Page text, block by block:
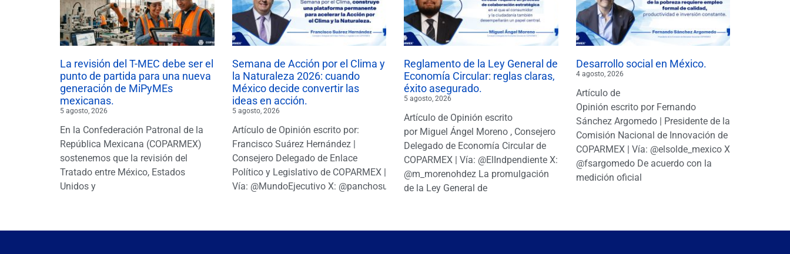
La revisión del T-MEC debe ser el
punto de partida para una nueva
generación de MiPyMEs
mexicanas.
5 agosto, 2026
En la Confederación Patronal de la
República Mexicana (COPARMEX)
sostenemos que la revisión del
Tratado entre México, Estados
Unidos y
Semana de Acción por el Clima y
la Naturaleza 2026: cuando
México decide convertir las
ideas en acción.
5 agosto, 2026
Artículo de Opinión escrito por:
Francisco Suárez Hernández |
Consejero Delegado de Enlace
Político y Legislativo de COPARMEX |
Vía: @MundoEjecutivo X: @panchosuarezh
Reglamento de la Ley General de
Economía Circular: reglas claras,
éxito asegurado.
5 agosto, 2026
Artículo de Opinión escrito
por Miguel Ángel Moreno , Consejero
Delegado de Economía Circular de
COPARMEX | Vía: @ElIndpendiente X:
@m_morenohdez La promulgación
de la Ley General de
Desarrollo social en México.
4 agosto, 2026
Artículo de
Opinión escrito por Fernando
Sánchez Argomedo | Presidente de la
Comisión Nacional de Innovación de
COPARMEX | Vía: @elsolde_mexico X:
@fsargomedo De acuerdo con la
medición oficial